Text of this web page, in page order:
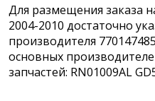
Для размещения заказа
2004-2010 достаточно
производителя
основных
запчастей: RN01009AL